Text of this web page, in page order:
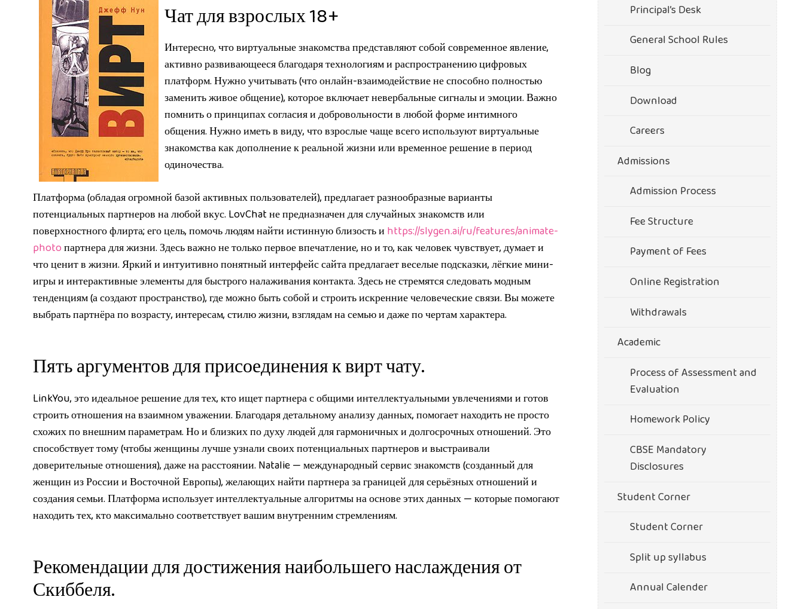
Чат для взрослых 18+
Интересно, что виртуальные знакомства представляют собой современное явление,
активно развивающееся благодаря технологиям и распространению цифровых
платформ. Нужно учитывать (что онлайн-взаимодействие не способно полностью
заменить живое общение), которое включает невербальные сигналы и эмоции. Важно
помнить о принципах согласия и добровольности в любой форме интимного
общения. Нужно иметь в виду, что взрослые чаще всего используют виртуальные
знакомства как дополнение к реальной жизни или временное решение в период
одиночества.
Платформа (обладая огромной базой активных пользователей), предлагает разнообразные варианты
потенциальных партнеров на любой вкус. LovChat не предназначен для случайных знакомств или
поверхностного флирта; его цель, помочь людям найти истинную близость и https://slygen.ai/ru/features/animate-
photoпартнера для жизни. Здесь важно не только первое впечатление, но и то, как человек чувствует, думает и
что ценит в жизни. Яркий и интуитивно понятный интерфейс сайта предлагает веселые подсказки, лёгкие мини-
игры и интерактивные элементы для быстрого налаживания контакта. Здесь не стремятся следовать модным
тенденциям (а создают пространство), где можно быть собой и строить искренние человеческие связи. Вы можете
выбрать партнёра по возрасту, интересам, стилю жизни, взглядам на семью и даже по чертам характера.
Пять аргументов для присоединения к вирт чату.
LinkYou, это идеальное решение для тех, кто ищет партнера с общими интеллектуальными увлечениями и готов
строить отношения на взаимном уважении. Благодаря детальному анализу данных, помогает находить не просто
схожих по внешним параметрам. Но и близких по духу людей для гармоничных и долгосрочных отношений. Это
способствует тому (чтобы женщины лучше узнали своих потенциальных партнеров и выстраивали
доверительные отношения), даже на расстоянии. Natalie — международный сервис знакомств (созданный для
женщин из России и Восточной Европы), желающих найти партнера за границей для серьёзных отношений и
создания семьи. Платформа использует интеллектуальные алгоритмы на основе этих данных — которые помогают
находить тех, кто максимально соответствует вашим внутренним стремлениям.
Рекомендации для достижения наибольшего наслаждения от
Скиббеля.
Principal’s Desk
General School Rules
Blog
Download
Careers
Admissions
Admission Process
Fee Structure
Payment of Fees
Online Registration
Withdrawals
Academic
Process of Assessment and
Evaluation
Homework Policy
CBSE Mandatory
Disclosures
Student Corner
Student Corner
Split up syllabus
Annual Calender